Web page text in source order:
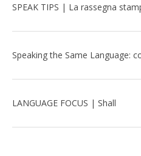
LANGUAGE FOCUS | Shall